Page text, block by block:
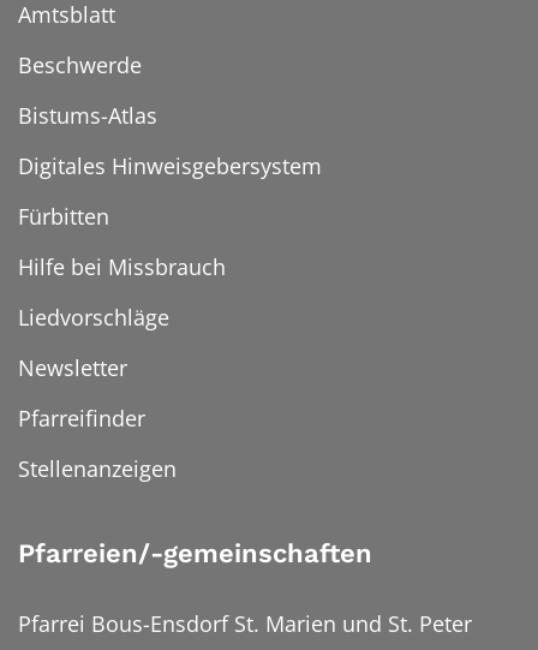
Amtsblatt
Beschwerde
Bistums-Atlas
Digitales Hinweisgebersystem
Fürbitten
Hilfe bei Missbrauch
Liedvorschläge
Newsletter
Pfarreifinder
Stellenanzeigen
Pfarreien/-gemeinschaften
Pfarrei Bous-Ensdorf St. Marien und St. Peter